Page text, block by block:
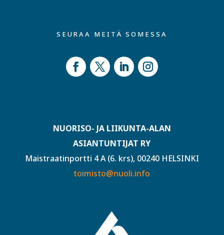
SEURAA MEITÄ SOMESSA
NUORISO- JA LIIKUNTA-ALAN
ASIANTUNTIJAT RY
Maistraatinportti 4 A (6. krs), 00240 HELSINKI
toimisto@nuoli.info